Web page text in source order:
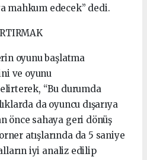
mahkum edecek” dedi.
oyunu başlatma
ve oyunu
“Bu durumda
da oyuncu dışarıya
önce sahaya geri dönüş
atışlarında da 5 saniye
iyi analiz edilip